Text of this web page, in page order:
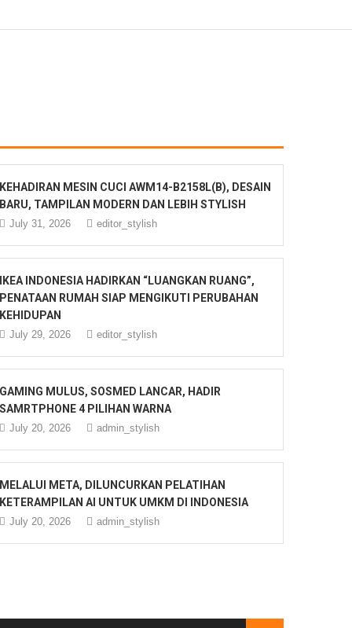
KEHADIRAN MESIN CUCI AWM14-B2158L(B), DESAIN
BARU, TAMPILAN MODERN DAN LEBIH STYLISH
July 31, 2026 editor_stylish
IKEA INDONESIA HADIRKAN “LUANGKAN RUANG”,
PENATAAN RUMAH SIAP MENGIKUTI PERUBAHAN
KEHIDUPAN
July 29, 2026 editor_stylish
GAMING MULUS, SOSMED LANCAR, HADIR
SAMRTPHONE 4 PILIHAN WARNA
July 20, 2026 admin_stylish
MELALUI META, DILUNCURKAN PELATIHAN
KETERAMPILAN AI UNTUK UMKM DI INDONESIA
July 20, 2026 admin_stylish